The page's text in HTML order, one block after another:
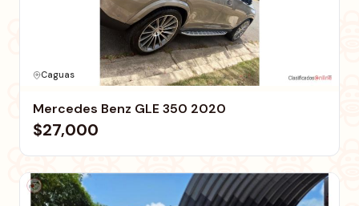
Caguas
Mercedes Benz GLE 350 2020
$27,000